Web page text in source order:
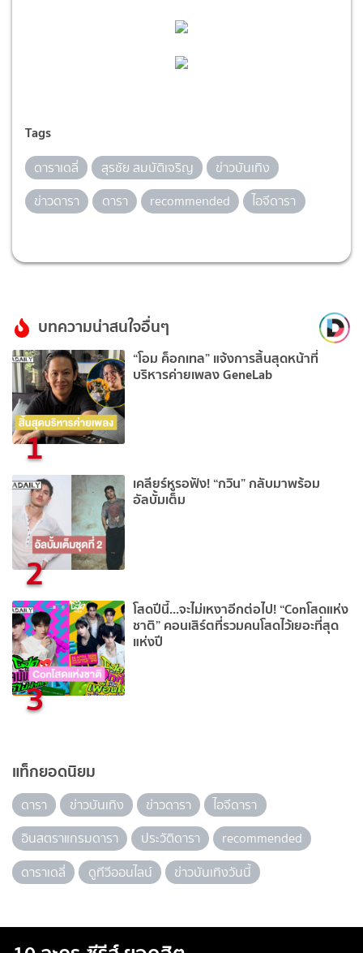
Tags
ดาราเดลี่ สุรชัย สมบัติเจริญ
ข่าวบันเทิง
ข่าวดารา
ดารา recommended ไอจีดารา
บทความน่าสนใจอื่นๆ
1
“โอม ค็อกเทล” แจ้งการสิ้นสุดหน้าที่
บริหารค่ายเพลง GeneLab
2
เคลียร์หูรอฟัง! “กวิน” กลับมาพร้อม
อัลบั้มเต็ม
3
โสดปีนี้...จะไม่เหงาอีกต่อไป! “Conโสดแห่ง
ชาติ” คอนเสิร์ตที่รวมคนโสดไว้เยอะที่สุด
แห่งปี
แท็กยอดนิยม
ดารา ข่าวบันเทิง ข่าวดารา
ไอจีดารา
อินสตราแกรมดารา
ประวัติดารา
recommended
ดาราเดลี่
ดูทีวีออนไลน์ ข่าวบันเทิงวันนี้